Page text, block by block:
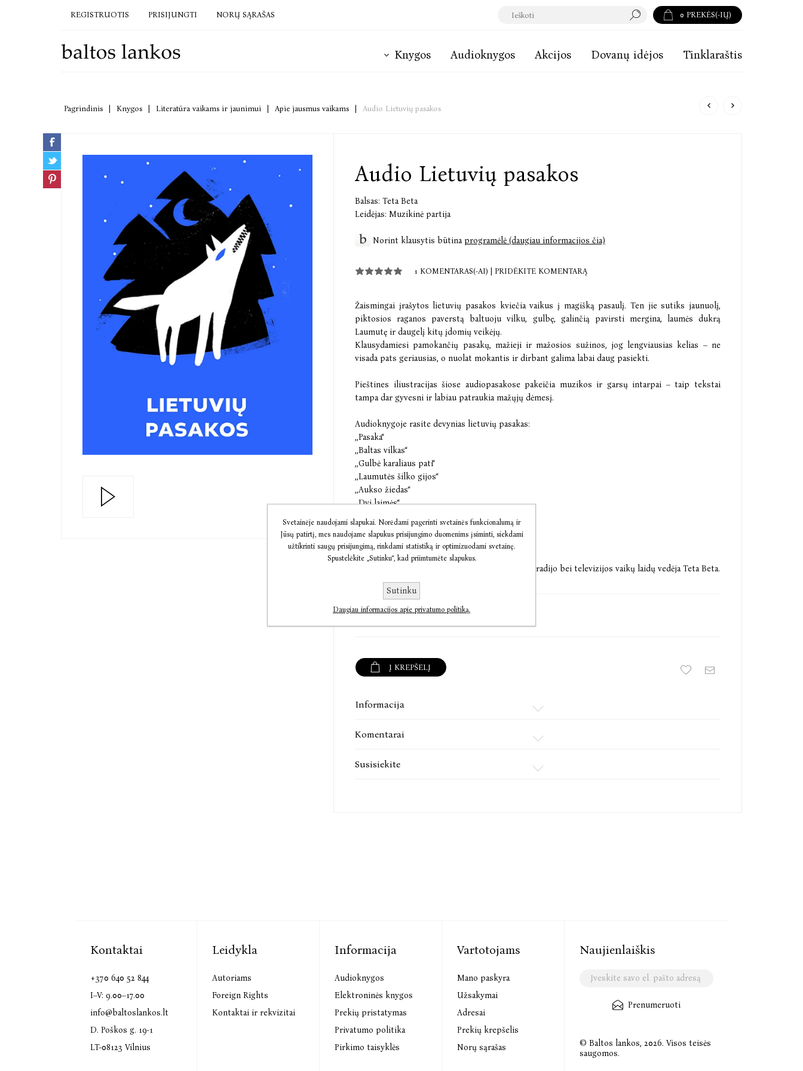
REGISTRUOTIS PRISIJUNGTI NORŲ SĄRAŠAS 0 PREKĖS(-IŲ)
Knygos Audioknygos Akcijos Dovanų idėjos Tinklaraštis
Pagrindinis Knygos Literatūra vaikams ir jaunimui Apie jausmus vaikams Audio Lietuvių pasakos
Audio Lietuvių pasakos
Balsas: Teta Beta
Leidėjas: Muzikinė partija
Norint klausytis būtinaprogramėlė (daugiau informacijos čia)
1 KOMENTARAS(-AI) PRIDĖKITE KOMENTARĄ
Žaismingai įrašytos lietuvių pasakos kviečia vaikus į magišką pasaulį. Ten jie sutiks jaunuolį,
piktosios raganos paverstą baltuoju vilku, gulbę, galinčią pavirsti mergina, laumės dukrą
Laumutę ir daugelį kitų įdomių veikėjų.
Klausydamiesi pamokančių pasakų, mažieji ir mažosios sužinos, jog lengviausias kelias – ne
visada pats geriausias, o nuolat mokantis ir dirbant galima labai daug pasiekti.
Pieštines iliustracijas šiose audiopasakose pakeičia muzikos ir garsų intarpai – taip tekstai
tampa dar gyvesni ir labiau patraukia mažųjų dėmesį.
Audioknygoje rasite devynias lietuvių pasakas:
,,Pasaka‘‘
,,Baltas vilkas‘‘
,,Gulbė karaliaus pati‘‘
,,Laumutės šilko gijos‘‘
,,Aukso žiedas‘‘
,,Dvi laimės‘‘
,,Dykaduonis sūnelis‘‘
,,Skraidantis laivas‘‘
,,Auksinių rožių keras‘‘
Pasakas nuotaikingai ir vaizdingai seka aktorė ir radijo bei televizijos vaikų laidų vedėja Teta Beta.
€3,46 €4,32
Į KREPŠELĮ
Informacija
Komentarai
Susisiekite
Kontaktai
+370 640 52 844
I–V: 9.00–17.00
info@baltoslankos.lt
D. Poškos g. 19-1
LT-08123 Vilnius
Leidykla
Autoriams
Foreign Rights
Kontaktai ir rekvizitai
Informacija
Audioknygos
Elektroninės knygos
Prekių pristatymas
Privatumo politika
Pirkimo taisyklės
Vartotojams
Mano paskyra
Užsakymai
Adresai
Prekių krepšelis
Norų sąrašas
Naujienlaiškis
Prenumeruoti
© Baltos lankos, 2026. Visos teisės
saugomos.
Svetainėje naudojami slapukai. Norėdami pagerinti svetainės funkcionalumą ir
Jūsų patirtį, mes naudojame slapukus prisijungimo duomenims įsiminti, siekdami
užtikrinti saugų prisijungimą, rinkdami statistiką ir optimizuodami svetainę.
Spustelėkite „Sutinku“, kad priimtumėte slapukus.
Sutinku
Daugiau informacijos apie privatumo politiką.